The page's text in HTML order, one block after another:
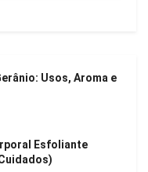
Usos, Aroma e
Esfoliante